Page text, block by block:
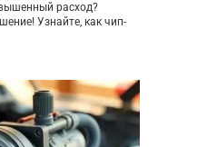
расход?
Узнайте, как чип-